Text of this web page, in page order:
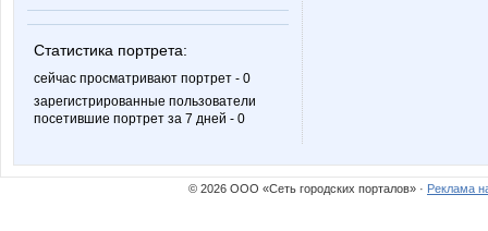
Статистика портрета:
сейчас просматривают портрет - 0
зарегистрированные пользователи
посетившие портрет за 7 дней - 0
© 2026 ООО «Сеть городских порталов» · Реклама